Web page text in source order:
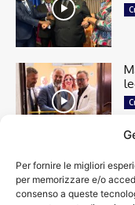
Per fornire le migliori
per memorizzare e/o
consenso a queste
Cronaca
Attualità